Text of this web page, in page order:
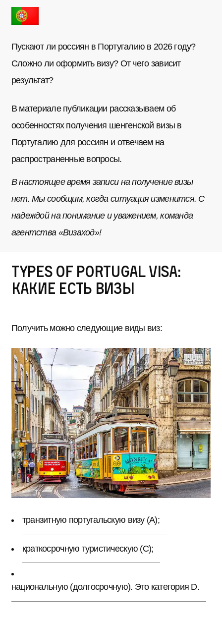
Пускают ли россиян в Португалию в 2026 году?
Сложно ли оформить визу? От чего зависит
результат?
В материале публикации рассказываем об
особенностях получения шенгенской визы в
Португалию для россиян и отвечаем на
распространенные вопросы.
В настоящее время записи на получение визы
нет. Мы сообщим, когда ситуация изменится. С
надеждой на понимание и уважением, команда
агентства «Визаход»!
Types of Portugal Visa:
какие есть визы
Получить можно следующие виды виз:
транзитную португальскую визу (A);
краткосрочную туристическую (C);
национальную (долгосрочную). Это категория D.